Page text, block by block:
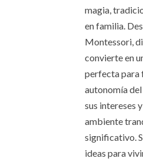
magia,
en familia.
Montessori,
convierte en
perfecta para
autonomía
sus intereses
ambiente
significativo.
ideas para